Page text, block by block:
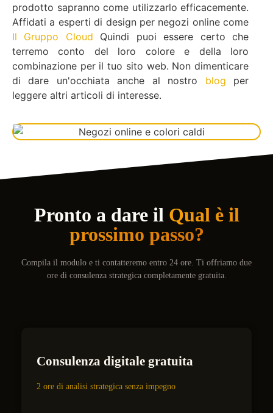
prodotto sapranno come utilizzarlo efficacemente.
Affidati a esperti di design per negozi online come
Il Gruppo Cloud Quindi puoi essere certo che
terremo conto del loro colore e della loro
combinazione per il tuo sito web. Non dimenticare
di dare un'occhiata anche al nostro blog per
leggere altri articoli di interesse.
Pronto a dare il Qual è il
prossimo passo?
Compila il modulo e ti contatteremo entro 24 ore. Ti offriamo due
ore di consulenza strategica completamente gratuita.
Consulenza digitale gratuita
2 ore di analisi strategica senza impegno